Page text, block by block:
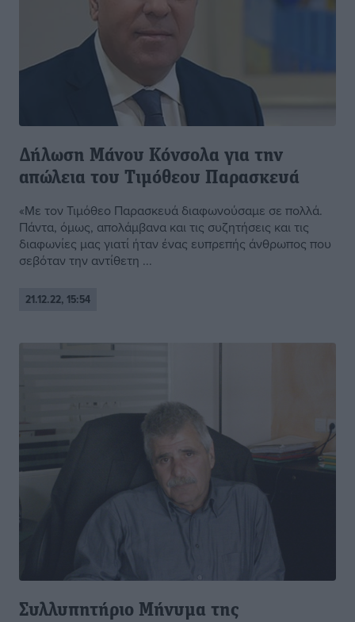
Δήλωση Μάνου Κόνσολα για την
απώλεια του Τιμόθεου Παρασκευά
«Με τον Τιμόθεο Παρασκευά διαφωνούσαμε σε πολλά.
Πάντα, όμως, απολάμβανα και τις συζητήσεις και τις
διαφωνίες μας γιατί ήταν ένας ευπρεπής άνθρωπος που
σεβόταν την αντίθετη ...
21.12.22, 15:54
Συλλυπητήριο Μήνυμα της